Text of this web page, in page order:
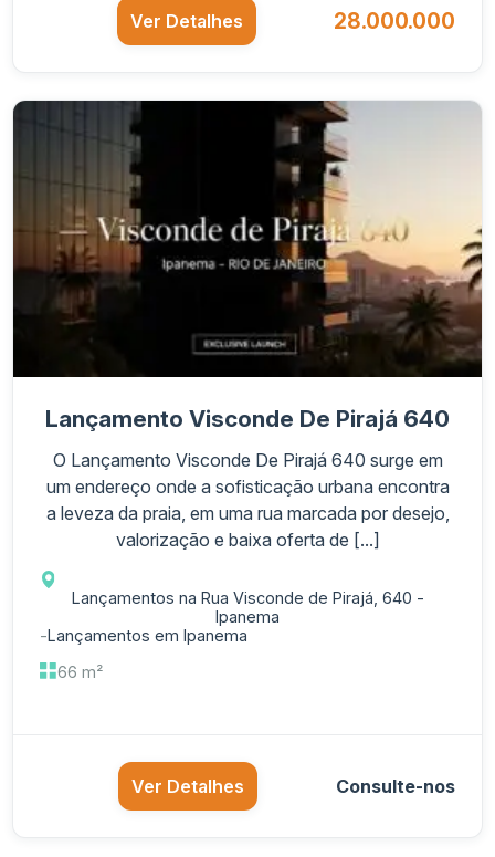
Ver Detalhes 28.000.000
Lançamento Visconde De Pirajá 640
O Lançamento Visconde De Pirajá 640 surge em
um endereço onde a sofisticação urbana encontra
a leveza da praia, em uma rua marcada por desejo,
valorização e baixa oferta de [...]
Lançamentos na Rua Visconde de Pirajá, 640 -
Ipanema
-Lançamentos em Ipanema
66 m²
Ver Detalhes Consulte-nos